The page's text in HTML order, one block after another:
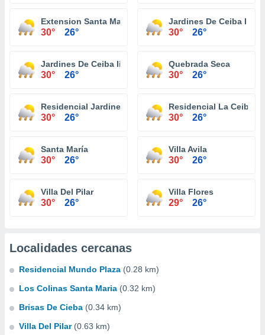
Extension Santa Maria
30° 26°
Jardines De Ceiba I
30° 26°
Jardines De Ceiba Ii
30° 26°
Quebrada Seca
30° 26°
Residencial Jardines De Ceiba
30° 26°
Residencial La Ceiba
30° 26°
Santa María
30° 26°
Villa Avila
30° 26°
Villa Del Pilar
30° 26°
Villa Flores
29° 26°
Localidades cercanas
Residencial Mundo Plaza (0.28 km)
Los Colinas Santa Maria (0.32 km)
Brisas De Cieba (0.34 km)
Villa Del Pilar (0.63 km)